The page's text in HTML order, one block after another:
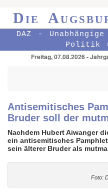
Die
DAZ -
Politik
Freitag, 07.08.2026 -
Antisemitisches
Bruder soll der
Nachdem Hubert Aiwanger
ein antisemitisches
sein älterer Bruder als
Foto: